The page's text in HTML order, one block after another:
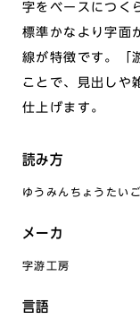
字をベースにつく
標準かなより字面
線が特徴です。「
ことで、見出しや
仕上げます。
読み方
ゆうみんちょうたい
メーカ
字游工房
言語